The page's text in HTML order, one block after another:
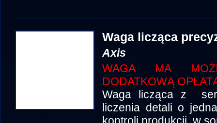
Waga licząca
Axis
WAGA MA
DODATKOWĄ
Waga licząca z
liczenia detali o